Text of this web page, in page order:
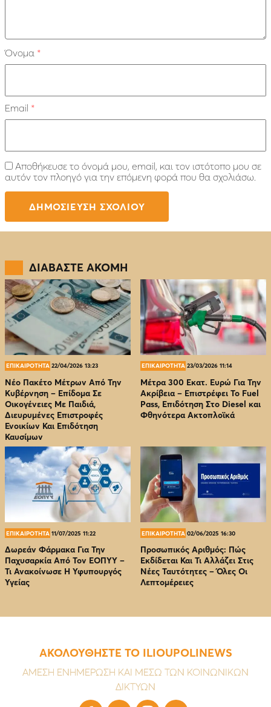
Όνομα *
Email *
Αποθήκευσε το όνομά μου, email, και τον ιστότοπο μου σε
αυτόν τον πλοηγό για την επόμενη φορά που θα σχολιάσω.
ΔΙΑΒΑΣΤΕ ΑΚΟΜΗ
ΕΠΙΚΑΙΡΟΤΗΤΑ 22/04/2026 13:23
Νέο Πακέτο Μέτρων Από Την
Κυβέρνηση – Επίδομα Σε
Οικογένειες Με Παιδιά,
Διευρυμένες Επιστροφές
Ενοικίων Και Επιδότηση
Καυσίμων
ΕΠΙΚΑΙΡΟΤΗΤΑ 23/03/2026 11:14
Μέτρα 300 Εκατ. Ευρώ Για Την
Ακρίβεια – Επιστρέφει Το Fuel
Pass, Επιδότηση Στο Diesel και
Φθηνότερα Ακτοπλοϊκά
ΕΠΙΚΑΙΡΟΤΗΤΑ 11/07/2025 11:22
Δωρεάν Φάρμακα Για Την
Παχυσαρκία Από Τον EOΠΥΥ –
Τι Ανακοίνωσε Η Υφυπουργός
Υγείας
ΕΠΙΚΑΙΡΟΤΗΤΑ 02/06/2025 16:30
Προσωπικός Αριθμός: Πώς
Εκδίδεται Και Τι Αλλάζει Στις
Νέες Ταυτότητες – Όλες Οι
Λεπτομέρειες
ΑΚΟΛΟΥΘΗΣΤΕ ΤΟ ILIOUPOLINEWS
ΑΜΕΣΗ ΕΝΗΜΕΡΩΣΗ ΚΑΙ ΜΕΣΩ ΤΩΝ ΚΟΙΝΩΝΙΚΩΝ
ΔΙΚΤΥΩΝ